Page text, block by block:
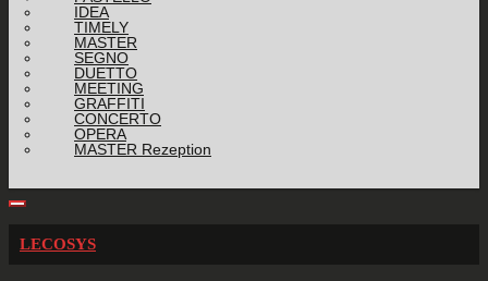
IDEA
TIMELY
MASTER
SEGNO
DUETTO
MEETING
GRAFFITI
CONCERTO
OPERA
MASTER Rezeption
LECOSYS